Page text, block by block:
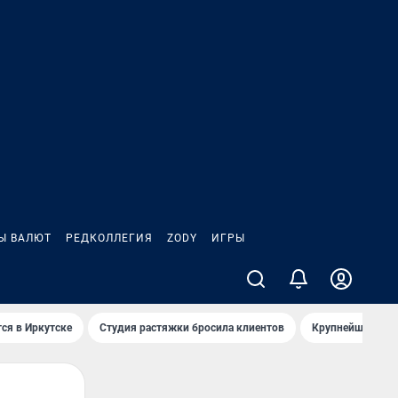
ВАЛЮТ РЕДКОЛЛЕГИЯ ZODY ИГРЫ
в Иркутске Студия растяжки бросила клиентов Крупнейшие